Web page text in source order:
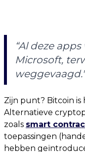
“Al deze
Microsoft,
weggevaagd."
Zijn punt? Bitcoin is
Alternatieve
zoals smart
toepassingen
hebben